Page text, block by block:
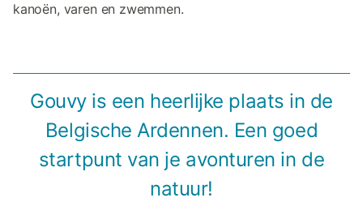
kanoën, varen en zwemmen.
Gouvy is een heerlijke plaats in de
Belgische Ardennen. Een goed
startpunt van je avonturen in de
natuur!